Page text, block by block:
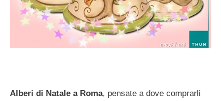
Alberi di Natale a Roma, pensate a dove comprarli